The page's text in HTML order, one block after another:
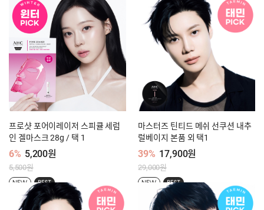
프로샷 포어이레이저 스피큘 세럼
인 겔마스크 28g / 택 1
6% 5,200원
5,500원
NEW BEST
마스터즈 틴티드 메쉬 선쿠션 내추
럴베이지 본품 외 택1
39% 17,900원
29,000원
NEW BEST